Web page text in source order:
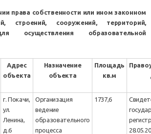
права собственности или ином законном
строений, сооружений, территорий,
осуществления образовательной
Адрес
объекта
Назначение
объекта
Площадь
кв.м
г. Покачи,
ул.
Ленина,
д.6
Организация
ведение
образовательного
процесса
1737,6